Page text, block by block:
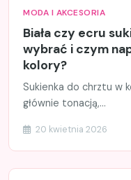
MODA I AKCESORIA
Biała czy ecru
wybrać i czym
kolory?
Sukienka do chrztu w
głównie tonacją,...
20 kwietnia 2026